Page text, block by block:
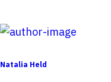
Natalia Held